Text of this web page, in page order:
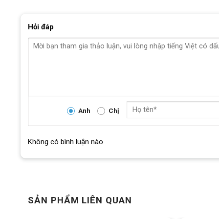
Hỏi đáp
Anh Chị
Không có bình luận nào
SẢN PHẨM LIÊN QUAN